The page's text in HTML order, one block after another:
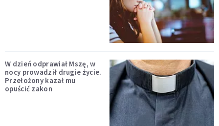
W dzień odprawiał Mszę, w
nocy prowadził drugie życie.
Przełożony kazał mu
opuścić zakon